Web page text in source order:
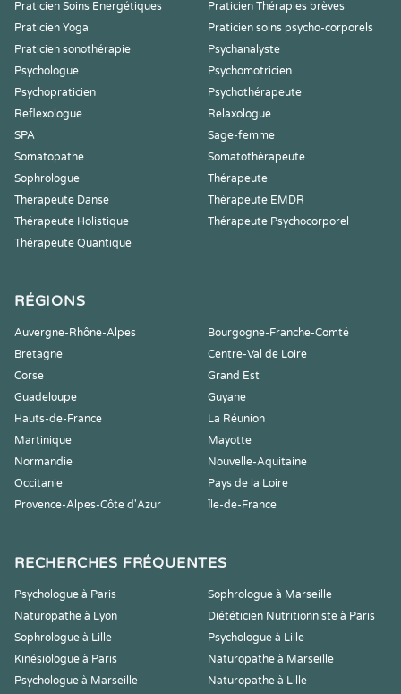
Praticien Soins Energétiques
Praticien Thérapies brèves
Praticien Yoga
Praticien soins psycho-corporels
Praticien sonothérapie
Psychanalyste
Psychologue
Psychomotricien
Psychopraticien
Psychothérapeute
Reflexologue
Relaxologue
SPA
Sage-femme
Somatopathe
Somatothérapeute
Sophrologue
Thérapeute
Thérapeute Danse
Thérapeute EMDR
Thérapeute Holistique
Thérapeute Psychocorporel
Thérapeute Quantique
RÉGIONS
Auvergne-Rhône-Alpes
Bourgogne-Franche-Comté
Bretagne
Centre-Val de Loire
Corse
Grand Est
Guadeloupe
Guyane
Hauts-de-France
La Réunion
Martinique
Mayotte
Normandie
Nouvelle-Aquitaine
Occitanie
Pays de la Loire
Provence-Alpes-Côte d'Azur
Île-de-France
RECHERCHES FRÉQUENTES
Psychologue à Paris
Sophrologue à Marseille
Naturopathe à Lyon
Diététicien Nutritionniste à Paris
Sophrologue à Lille
Psychologue à Lille
Kinésiologue à Paris
Naturopathe à Marseille
Psychologue à Marseille
Naturopathe à Lille